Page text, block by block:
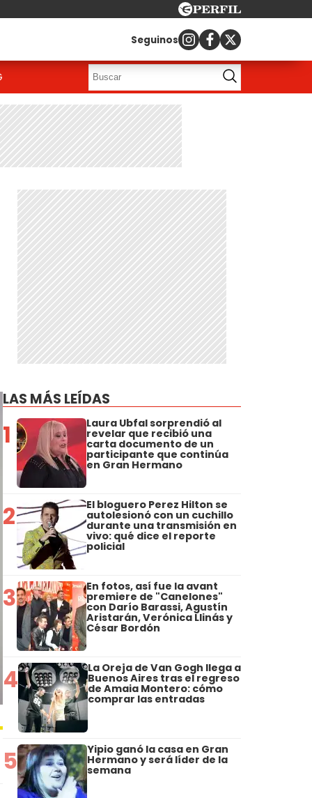
Seguinos
LAS MÁS LEÍDAS
1 Laura Ubfal sorprendió al
revelar que recibió una
carta documento de un
participante que continúa
en Gran Hermano
2 El bloguero Perez Hilton se
autolesionó con un cuchillo
durante una transmisión en
vivo: qué dice el reporte
policial
3 En fotos, así fue la avant
premiere de "Canelones"
con Darío Barassi, Agustín
Aristarán, Verónica Llinás y
César Bordón
4 La Oreja de Van Gogh llega a
Buenos Aires tras el regreso
de Amaia Montero: cómo
comprar las entradas
5 Yipio ganó la casa en Gran
Hermano y será líder de la
semana